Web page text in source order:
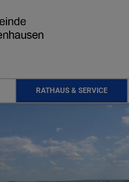
RATHAUS & SERVICE